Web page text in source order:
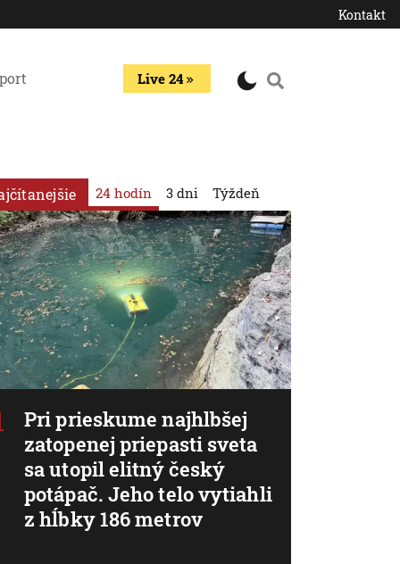
Kontakt
Live 24
24 hodín
Pri prieskume najhlbšej
zatopenej priepasti sveta
sa utopil elitný český
potápač. Jeho telo vytiahli
z hĺbky 186 metrov
3 dni Týždeň